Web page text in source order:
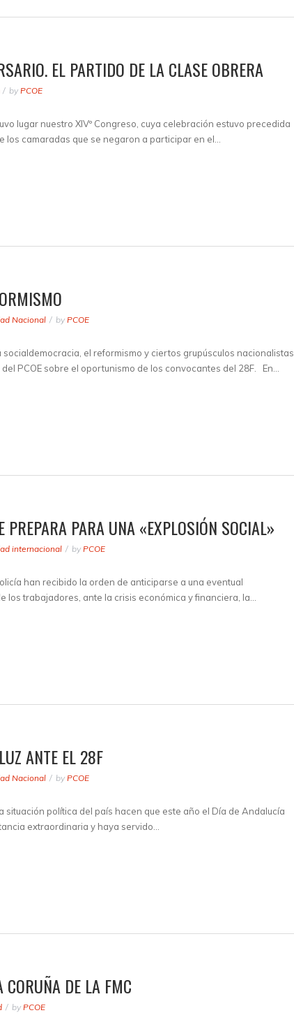
EL PARTIDO DE LA CLASE OBRERA
by PCOE
lugar nuestro XIVº Congreso, cuya celebración estuvo precedida
los camaradas que se negaron a participar en el…
Nacional by PCOE
el reformismo y ciertos grupúsculos nacionalistas
PCOE sobre el oportunismo de los convocantes del 28F. En…
PREPARA PARA UNA «EXPLOSIÓN SOCIAL»
internacional by PCOE
han recibido la orden de anticiparse a una eventual
los trabajadores, ante la crisis económica y financiera, la…
ANTE EL 28F
Nacional by PCOE
situación política del país hacen que este año el Día de Andalucía
extraordinaria y haya servido…
CORUÑA DE LA FMC
by PCOE